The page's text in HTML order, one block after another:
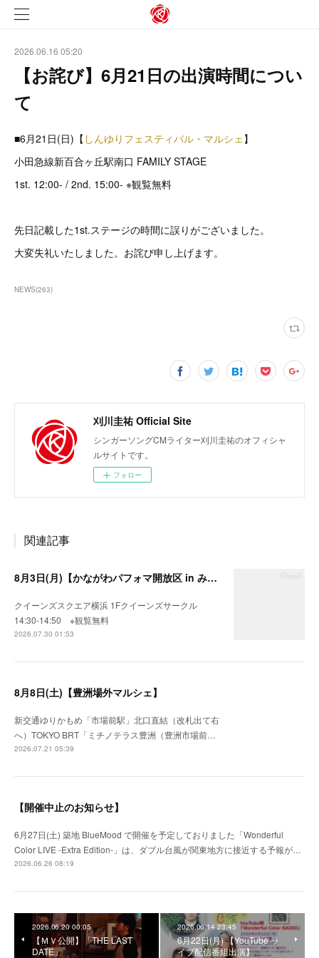
2026.06.16 05:20
【お詫び】6月21日の出演時間につい
て
■6月21日(日)【 しんゆりフェスティバル・マルシェ 】
小田急線新百合ヶ丘駅南口 FAMILY STAGE
1st. 12:00- / 2nd. 15:00- ※観覧無料
先日記載した1st.ステージの時間に誤りがございました。
大変失礼いたしました。お詫び申し上げます。
NEWS(263)
刈川圭祐 Official Site
シンガーソングCMライター刈川圭祐のオフィシャ
ルサイトです。
フォロー
関連記事
8月3日(月)【かながわパフォマ開放区 in みなとみらい】
クイーンズスクエア横浜 1Fクイーンズサークル
14:30-14:50 ※観覧無料
2026.07.30 01:53
8月8日(土)【豊洲場外マルシェ】
新交通ゆりかもめ「市場前駅」北口直結（改札出て右
へ）TOKYO BRT「ミチノテラス豊洲（豊洲市場前…
2026.07.21 05:39
【開催中止のお知らせ】
6月27日(土) 築地 BlueMood で開催を予定しておりました「Wonderful
Color LIVE -Extra Edition-」は、ダブル台風が関東地方に接近する予報が…
2026.06.26 08:19
2026.06.20 00:05
【ＭＶ公開】「THE LAST
DATE」
2026.06.14 23:45
6月22日(月) 【YouTube ラ
イブ配信番組出演】